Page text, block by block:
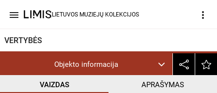
menu LIETUVOS MUZIEJŲ KOLEKCIJOS more_vert
VERTYBĖS
Objekto informacija
VAIZDAS APRAŠYMAS
InC-EDU